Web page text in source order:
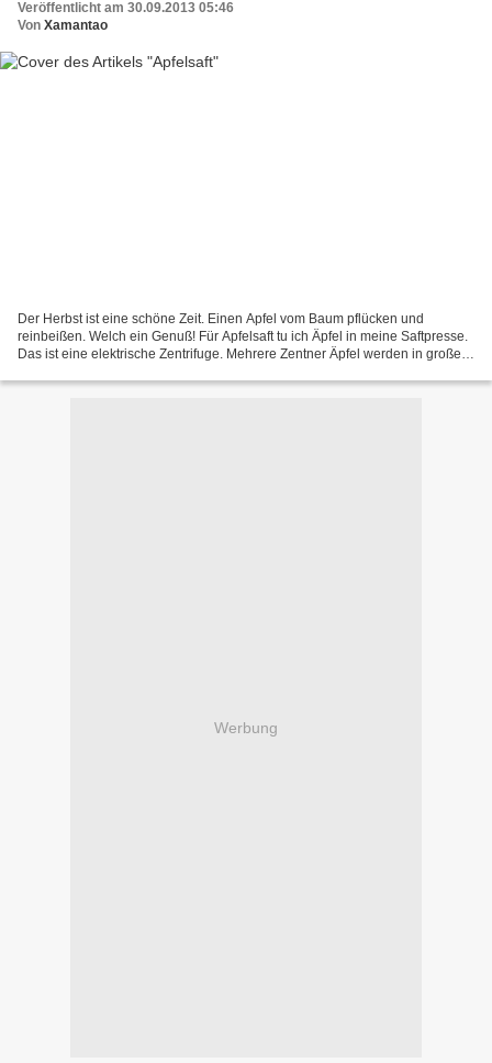
Veröffentlicht am 30.09.2013 05:46
Von Xamantao
Der Herbst ist eine schöne Zeit. Einen Apfel vom Baum pflücken und
reinbeißen. Welch ein Genuß! Für Apfelsaft tu ich Äpfel in meine Saftpresse.
Das ist eine elektrische Zentrifuge. Mehrere Zentner Äpfel werden in großen
Werbung